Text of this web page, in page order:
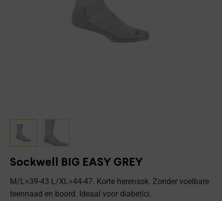
Sockwell BIG EASY GREY
M/L=39-43 L/XL=44-47. Korte herensok. Zonder voelbare
teennaad en boord. Ideaal voor diabetici.